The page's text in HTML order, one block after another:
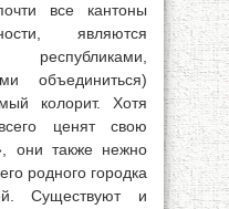
все кантоны
являются
объединиться)
колорит. Хотя
ценят свою
они также нежно
родного городка
Существуют и